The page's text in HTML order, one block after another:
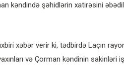
kəndində şəhidlərin xatirəsini
xəbər verir ki, tədbirdə Laçın
və Çorman kəndinin sakinləri